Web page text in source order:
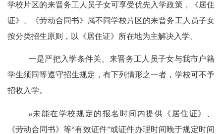
学校片区的来晋务工人员子女可享受优先入学政策，《居住
证》、《劳动合同书》属不同学校片区的来晋务工人员子女
按分类招生原则，以《居住证》所在地为主解决入学。
一是严把入学条件关。来晋务工人员子女与我市户籍
学生须同等遵守招生规定，有下列情形之一者，学校可不予
招收入学。
a未能在学校规定的报名时间内提供《居住证》、
《劳动合同书》等“有效证件”或证件办理时间晚于规定时间